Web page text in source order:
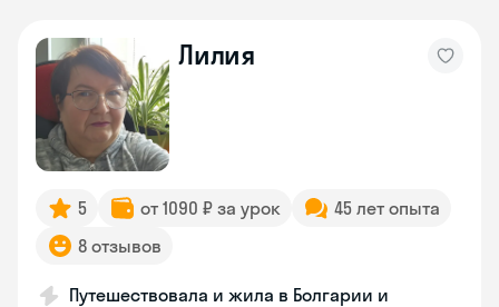
Лилия
5 от 1090 ₽ за урок
45 лет опыта
8 отзывов
Путешествовала и жила в Болгарии и